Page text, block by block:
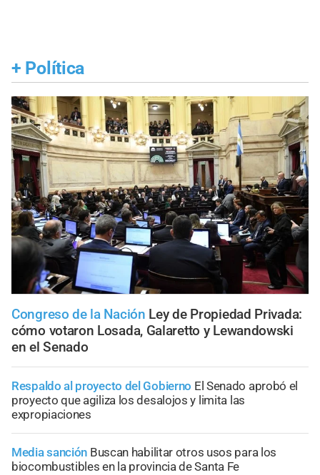
+ Política
Congreso de la Nación Ley de Propiedad Privada:
cómo votaron Losada, Galaretto y Lewandowski
en el Senado
Respaldo al proyecto del Gobierno El Senado aprobó el
proyecto que agiliza los desalojos y limita las
expropiaciones
Media sanción Buscan habilitar otros usos para los
biocombustibles en la provincia de Santa Fe